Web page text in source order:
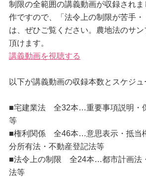
制限の全範囲の講義動画が収録され
作ですので、「法令上の制限が苦手
は、ぜひご覧ください。農地法のサ
頂けます。
講義動画を視聴する
以下が講義動画の収録本数とスケジュ
■宅建業法 全32本…重要事項説明・
等
■権利関係 全46本…意思表示・抵当
分所有法・不動産登記法等
■法令上の制限 全24本…都市計画法
法等